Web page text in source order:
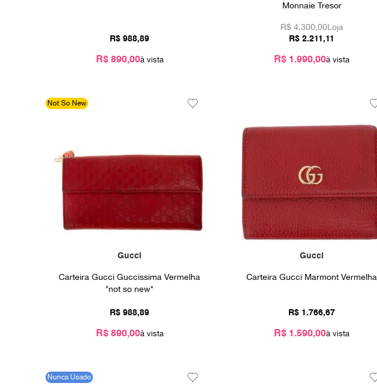
R$ 988,89
R$ 890,00
Monnaie Tresor
R$ 4.300,00Loja
R$ 2.211 ,11
R$ 1.990,00
Not So New
Gucci
Carteira Gucci Guccissima Vermelha
*not so new*
R$ 988,89
R$ 890,00
Gucci
Carteira Gucci Marmont Vermelha
R$ 1 .766,67
R$ 1.590,00
Nunca Usado